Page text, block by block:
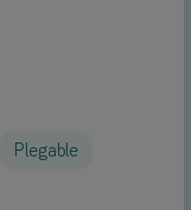
Plegable